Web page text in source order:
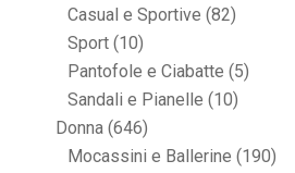
Casual e Sportive (82)
Sport (10)
Pantofole e Ciabatte (5)
Sandali e Pianelle (10)
Donna (646)
Mocassini e Ballerine (190)